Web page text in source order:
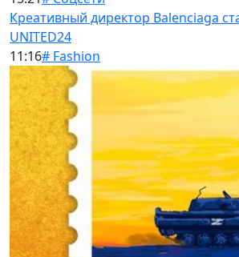
Креативный директор Balenciaga
UNITED24
11:16# Fashion